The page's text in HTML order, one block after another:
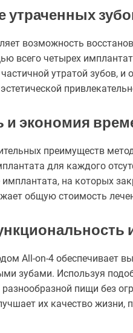
утраченных
возможность
всего четырех
утратой зубов, и
экономия
преимуществ
для каждого
на которых
общую стоимость
All-on-4 обеспечивает
зубами. Используя
пищи без
их качество